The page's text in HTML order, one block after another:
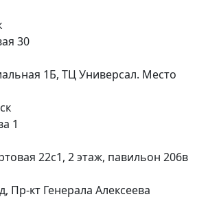
30
1Б, ТЦ Универсал. Место
1
22с1, 2 этаж, павильон 206в
Пр-кт Генерала Алексеева